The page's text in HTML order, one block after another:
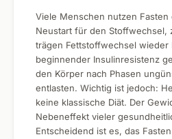
Viele Menschen nutzen Fasten
Neustart für den Stoffwechsel,
trägen Fettstoffwechsel wieder
beginnender Insulinresistenz
den Körper nach Phasen
entlasten. Wichtig ist jedoch:
keine klassische Diät. Der
Nebeneffekt vieler
Entscheidend ist es, das